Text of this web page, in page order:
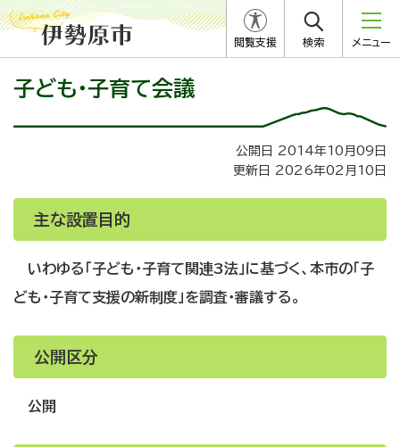
閲覧支援 検索 メニュー
子ども・子育て会議
公開日 2014年10月09日
更新日 2026年02月10日
主な設置目的
いわゆる「子ども・子育て関連3法」に基づく、本市の「子
ども・子育て支援の新制度」を調査・審議する。
公開区分
公開